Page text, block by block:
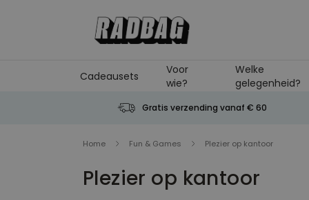
Cadeausets
Voor
wie?
Welke
gelegenheid?
Gratis verzending vanaf € 60
Home Fun & Games Plezier op kantoor
Plezier op kantoor